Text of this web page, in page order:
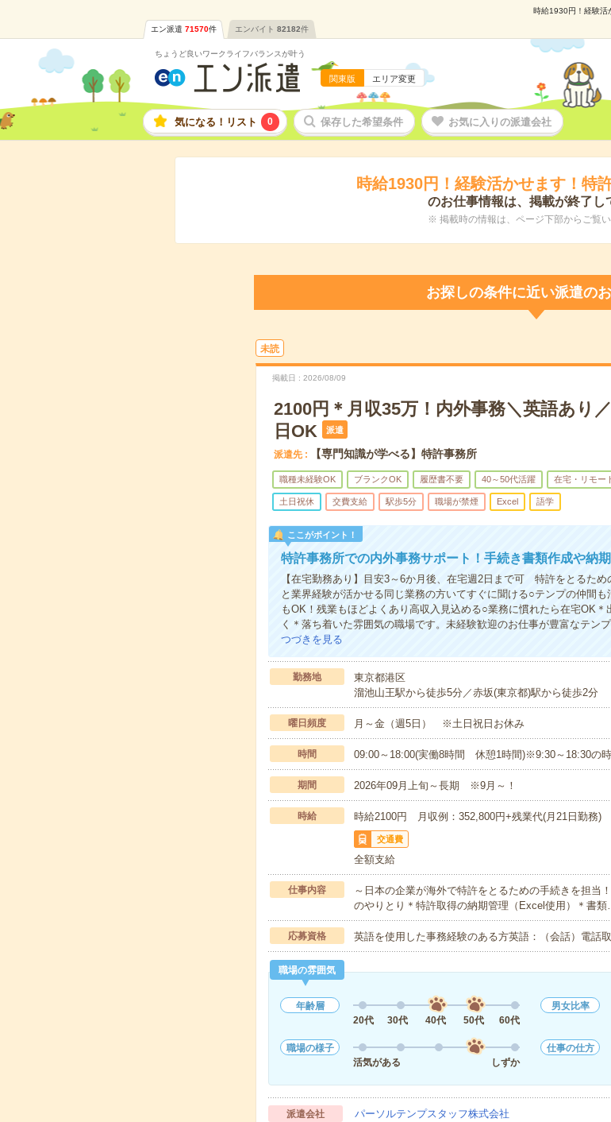
時給1930円！経験活
エン派遣 71570件 エンバイト 82182件
ちょうど良いワークライフバランスが叶う
関東版 エリア変更
気になる！リスト 0 保存した希望条件 お気に入りの派遣会社
時給1930円！経験活かせます！特
のお仕事情報は、掲載が終了し
※ 掲載時の情報は、ページ下部からご覧い
お探しの条件に近い派遣の
未読
掲載日 2026/08/09
2100円＊月収35万！内外事務＼英語あり
日OK
派遣
派遣先 【専門知識が学べる】特許事務所
職種未経験OK ブランクOK 履歴書不要 40～50代活躍 在宅・リモー
土日祝休 交費支給 駅歩5分 職場が禁煙 Excel 語学
ここがポイント！
特許事務所での内外事務サポート！手続き書類作成や納
【在宅勤務あり】目安3～6か月後、在宅週2日まで可 特許をとるた
と業界経験が活かせる同じ業務の方いてすぐに聞ける○テンプの仲間
もOK！残業もほどよくあり高収入見込める○業務に慣れたら在宅OK
く＊落ち着いた雰囲気の職場です。未経験歓迎のお仕事が豊富なテン
つづきを見る
勤務地
東京都港区
溜池山王駅から徒歩5分／赤坂(東京都)駅から徒歩2分
曜日頻度 月～金（週5日） ※土日祝日お休み
時間 09:00～18:00(実働8時間 休憩1時間)※9:30～18:30の
期間 2026年09月上旬～長期 ※9月～！
時給 時給2100円 月収例：352,800円+残業代(月21日勤務)
交通費
全額支給
仕事内容
～日本の企業が海外で特許をとるための手続きを担当
のやりとり＊特許取得の納期管理（Excel使用）＊書
応募資格 英語を使用した事務経験のある方英語：（会話）電話
職場の雰囲気
年齢層
20代
30代 40代 50代 60代
男女比率
職場の様子
活気がある
しずか
仕事の仕方
派遣会社 パーソルテンプスタッフ株式会社